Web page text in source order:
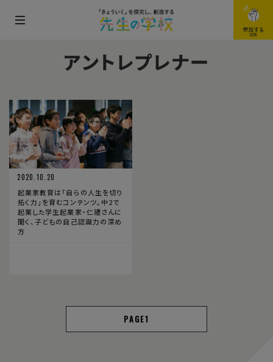
メ
開
閉
す
る
参加する
JOIN
アントレプレナー
2020.10.20
起業家教育は「自らの人生を切り
拓く力」を育むコンテンツ。中2で
起業した学生起業家・仁禮さんに
聞く、子どもの自己認識力の深め
方
1